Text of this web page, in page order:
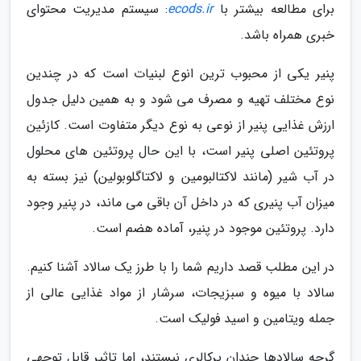
برای مطالعه بیشتر باecods.ir: سیستم مدیریت محتوای
خبری همراه باشد.
پنیر یکی از محبوب ترین انوع لبنیات است که در چندین
نوع مختلف تهیه و مصرف می شود و به همین دلیل جدول
ارزش غذایی پنیر از نوعی به نوع دیگر متفاوت است. کازئین
پروتئین اصلی پنیر است، با این حال پروتئین های محلول
در آب شیر (مانند لاکتالبومین و لاکتاگلوبولین) نیز بسته به
میزان آب پنیری که در داخل آن باقی می ماند، در پنیر وجود
دارد. پروتئین موجود در پنیر، آماده هضم است.
در این مطلب قصد داریم شما را با طرز یک سالاد آشنا کنیم.
سالاد با میوه و سبزیجات، سرشار از مواد غذایی عالی از
جمله ویتامین و اسید فولیک است.